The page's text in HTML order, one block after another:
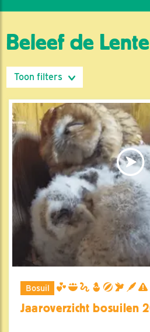
Beleef de
Bosuil
Jaaroverzicht bosuilen